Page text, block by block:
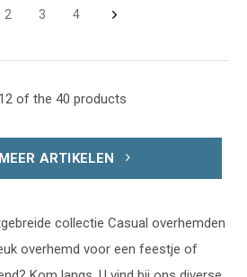
2 3 4
of the 40 products
ARTIKELEN
collectie Casual overhemden
overhemd voor een feestje of